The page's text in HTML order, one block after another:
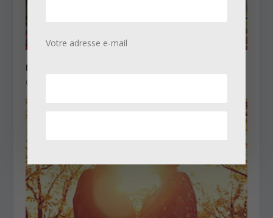
Pauvreté et criminalité
05/06/2014
Votre adresse e-mail